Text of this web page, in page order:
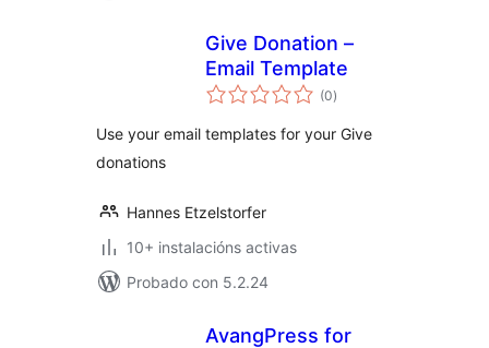
Give Donation –
Email Template
(0valoracións
totais
)
Use your email templates for your Give
donations
Hannes Etzelstorfer
10+ instalacións activas
Probado con 5.2.24
AvangPress for